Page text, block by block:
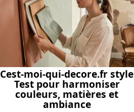
Cest-moi-qui-decore.fr style
Test pour harmoniser
couleurs, matières et
ambiance